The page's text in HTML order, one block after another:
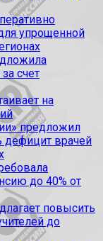
упрощенной
счет
на
предложил
дефицит врачей
до 40% от
повысить
до